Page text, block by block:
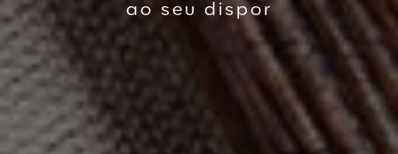
ao seu dispor